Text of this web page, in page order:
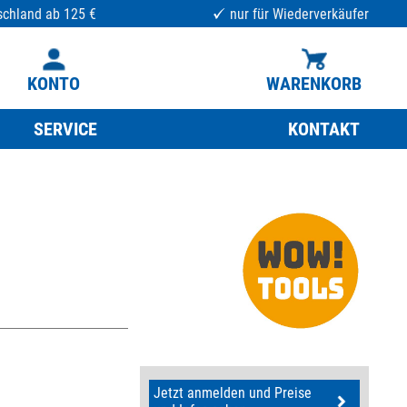
ab 125 € nur für Wiederverkäufer
KONTO WARENKORB
SERVICE KONTAKT
Jetzt anmelden und Preise